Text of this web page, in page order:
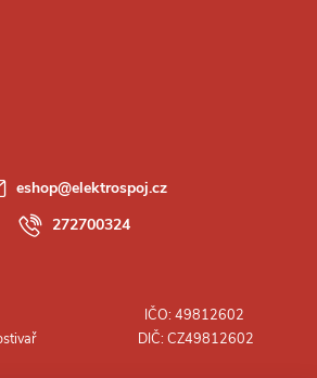
eshop@elektrospoj.cz
272700324